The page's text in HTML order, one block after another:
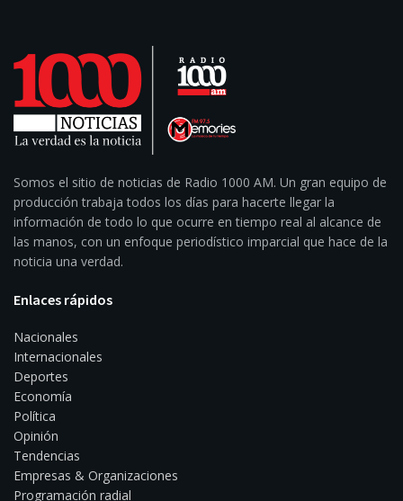
Somos el sitio de noticias de Radio 1000 AM. Un gran equipo de
producción trabaja todos los días para hacerte llegar la
información de todo lo que ocurre en tiempo real al alcance de
las manos, con un enfoque periodístico imparcial que hace de la
noticia una verdad.
Enlaces rápidos
Nacionales
Internacionales
Deportes
Economía
Política
Opinión
Tendencias
Empresas & Organizaciones
Programación radial